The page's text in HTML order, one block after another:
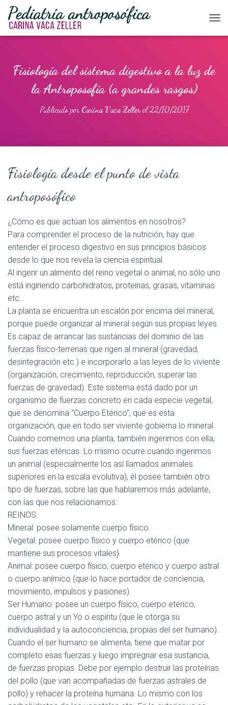
Fisiología del sistema digestivo a la luz de
la Antroposofía (a grandes rasgos)
Publicado por Carina Vaca Zellerel22/10/2017
Fisiología desde el punto de vista
antroposófico
¿Cómo es que actúan los alimentos en nosotros?
Para comprender el proceso de la nutrición, hay que
entender el proceso digestivo en sus principios básicos
desde lo que nos revela la ciencia espiritual.
Al ingerir un alimento del reino vegetal o animal, no sólo uno
está ingiriendo carbohidratos, proteínas, grasas, vitaminas
etc…
La planta se encuentra un escalón por encima del mineral,
porque puede organizar al mineral según sus propias leyes.
Es capaz de arrancar las sustancias del dominio de las
fuerzas físico-terrenas que rigen al mineral (gravedad,
desintegración etc.) e incorporarlo a las leyes de lo viviente
(organización, crecimiento, reproducción, superar las
fuerzas de gravedad). Este sistema está dado por un
organismo de fuerzas concreto en cada especie vegetal,
que se denomina “Cuerpo Etérico”, que es esta
organización, que en todo ser viviente gobierna lo mineral.
Cuando comemos una planta, también ingerimos con ella,
sus fuerzas etéricas. Lo mismo ocurre cuando ingerimos
un animal (especialmente los así llamados animales
superiores en la escala evolutiva); él posee también otro
tipo de fuerzas, sobre las que hablaremos más adelante,
con las que nos relacionamos.
REINOS:
Mineral: posee solamente cuerpo físico.
Vegetal: posee cuerpo físico y cuerpo etérico (que
mantiene sus procesos vitales}
Animal: posee cuerpo físico, cuerpo etérico y cuerpo astral
o cuerpo anímico (que lo hace portador de conciencia,
movimiento, impulsos y pasiones).
Ser Humano: posee un cuerpo físico, cuerpo etérico,
cuerpo astral y un Yo o espíritu (que le otorga su
individualidad y la autoconciencia, propias del ser humano).
Cuando el ser humano se alimenta, tiene que matar por
completo esas fuerzas y luego impregnar esa sustancia,
de fuerzas propias. Debe por ejemplo destruir las proteínas
del pollo (que van acompañadas de fuerzas astrales de
pollo) y rehacer la proteína humana. Lo mismo con los